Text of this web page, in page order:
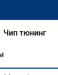
Чип тюнинг